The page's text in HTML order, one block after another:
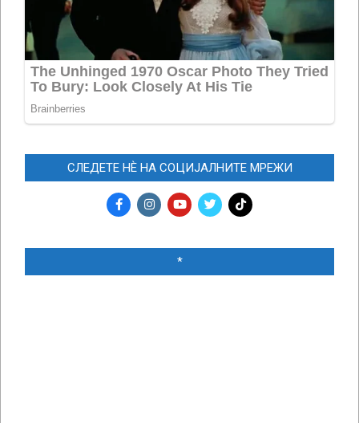
СЛЕДЕТЕ НЀ НА СОЦИЈАЛНИТЕ МРЕЖИ
*